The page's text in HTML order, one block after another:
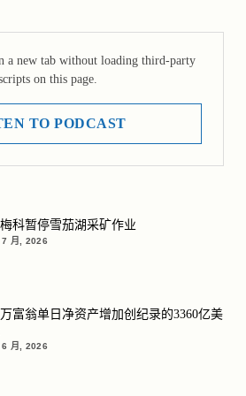
a new tab without loading third-party
on this page.
TO PODCAST
科暂停雪茄湖采矿作业
7 月, 2026
富翁单日净资产增加创纪录的3360亿美
6 月, 2026